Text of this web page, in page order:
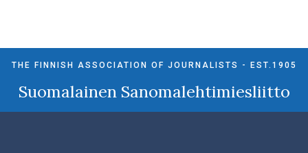
THE FINNISH ASSOCIATION OF JOURNALISTS - EST.1905
Suomalainen Sanomalehtimiesliitto